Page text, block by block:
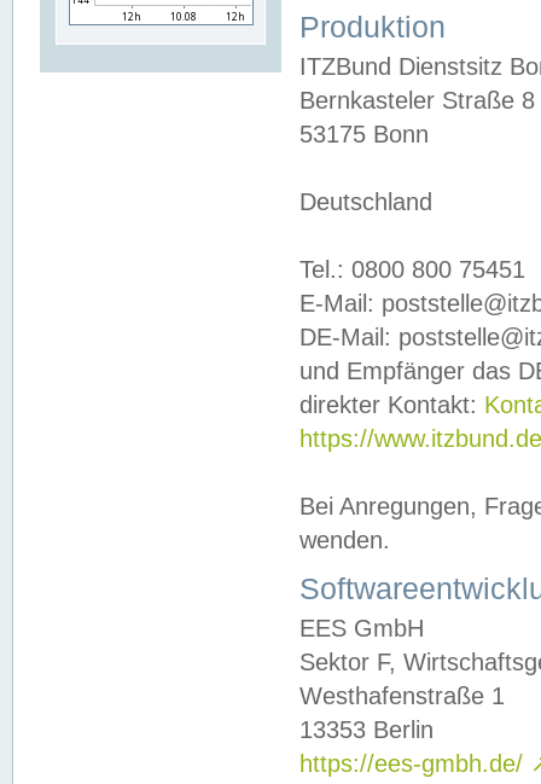
Produktion
ITZBund Dienstsitz
Bernkasteler Straße 8
53175 Bonn
Deutschland
Tel.: 0800 800 75451
E-Mail:
DE-Mail:
und Empfänger das
direkter Kontakt:
https://
Bei Anregungen,
wenden.
EES GmbH
Sektor F,
Westhafenstraße 1
13353 Berlin
https://ees-gmbh.de/